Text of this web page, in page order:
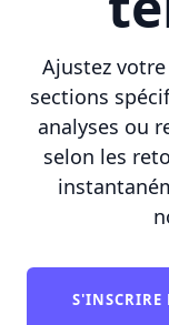
Ajustez
sections
analyses ou
selon les
S'INSCRIRE